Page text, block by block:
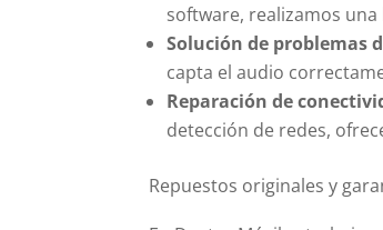
software, realizamos
Solución de problemas
capta el audio
Reparación de
detección de redes,
Repuestos originales y